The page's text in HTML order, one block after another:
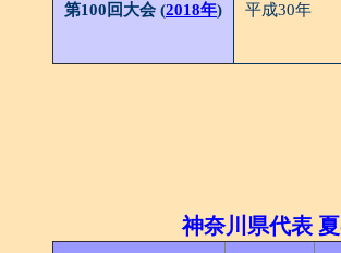
第100回大会 (2018年) 平成30年
神奈川県代表